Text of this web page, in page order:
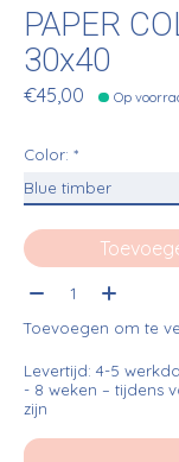
PAPER
30x40
€45,00 Op
Color: *
Aantal:
Toevoegen om te
Levertijd: 4-5
- 8 weken – tijdens
zijn